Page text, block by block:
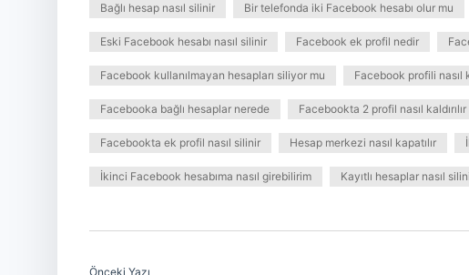
Bağlı hesap nasıl silinir Bir telefonda iki Facebook hesabı olur mu
Eski Facebook hesabı nasıl silinir Facebook ek profil nedir
Facebook kullanılmayan hesapları siliyor mu Facebook profili nasıl
Facebooka bağlı hesaplar nerede Facebookta 2 profil nasıl kaldırılır
Facebookta ek profil nasıl silinir Hesap merkezi nasıl kapatılır
İkinci Facebook hesabıma nasıl girebilirim Kayıtlı hesaplar nasıl
Önceki Yazı